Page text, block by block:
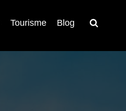
Tourisme Blog